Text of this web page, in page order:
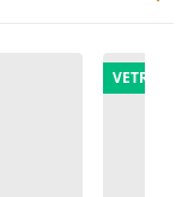
VETRINA